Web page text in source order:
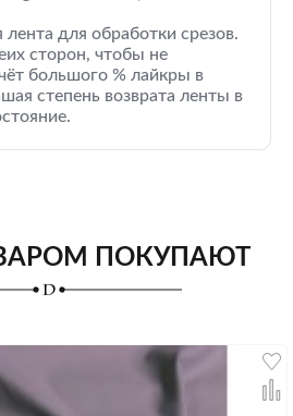
лента для обработки срезов.
сторон, чтобы не
большого % лайкры в
степень возврата ленты в
ПОКУПАЮТ